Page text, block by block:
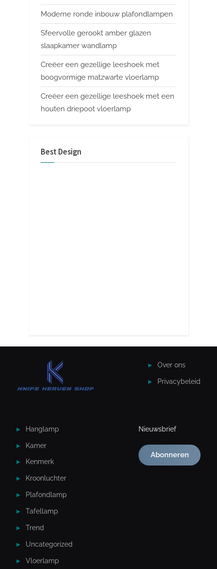
Moderne ronde inbouw plafondlampen
Sfeervolle gerookt amber glazen
slaapkamer wandlamp
Creëer een gezellige leeshoek met
boogvormige matzwarte vloerlamp
Creëer een gezellige leeshoek met een
houten driepoot vloerlamp
Best Design
Over ons
Privacybeleid
Hanglamp
Kamer
Kenmerk
Kroonluchter
Plafondlamp
Tafellamp
Trend
Uncategorized
Vloerlamp
Nieuwsbrief
Abonneren